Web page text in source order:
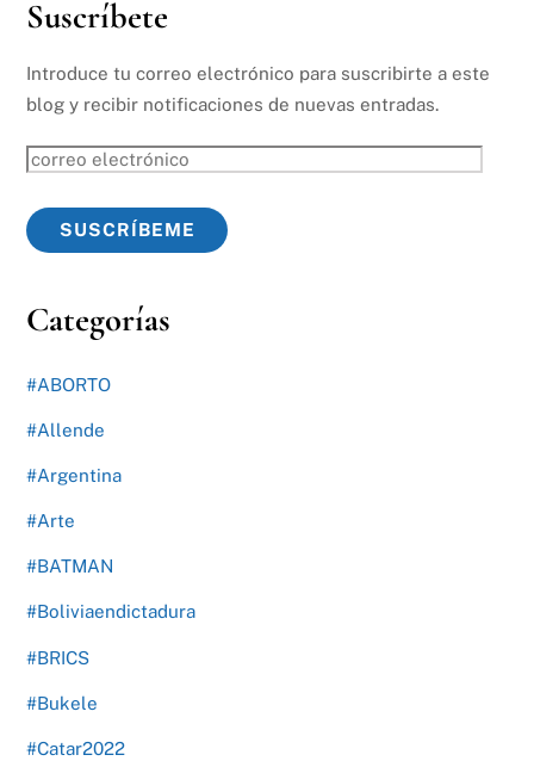
Suscríbete
Introduce tu correo electrónico para suscribirte a este
blog y recibir notificaciones de nuevas entradas.
correo
SUSCRÍBEME
Categorías
#ABORTO
#Allende
#Argentina
#Arte
#BATMAN
#Boliviaendictadura
#BRICS
#Bukele
#Catar2022